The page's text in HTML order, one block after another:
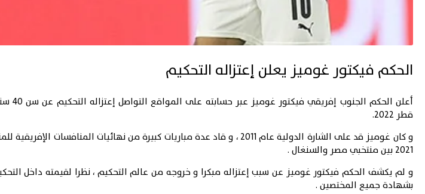
الحكم فيكتور غوميز يعلن إعتزاله التحكيم
أعلن الحكم الجنوب إفريقي فيكتور غوميز عبر حسابته على المواقع التواصلإعتزاله التحكيم عن سن 40 سنة ، بعد آخر مشوار له في نهائيات
قطر 2022
.
و كان غوميز قد على الشارة الدولية عام 2011 ، و قاد عدة مباريات كبيرة من نهائيات
2021 بين منتخبي مصر والسنغال .
و لم يكشف الحكم فيكتور غوميز عن سبب إعتزاله مبكرا و خروجه من عالم التحكيم ، نظرا لقيمته داخل
بشهادة جميع المختصين .